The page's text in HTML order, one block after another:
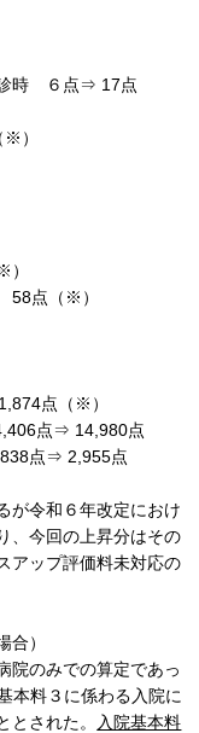
診時 ６点⇒ 17点
※）
58点（※）
1,874点（※）
点⇒ 14,980点
点⇒ 2,955点
が令和６年改定におけ
、今回の上昇分はその
アップ評価料未対応の
合）
院のみでの算定であっ
本料３に係わる入院に
とされた。
入院基本料